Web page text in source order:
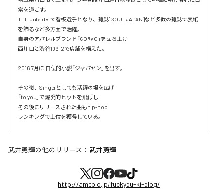
常を過ごす。
THE outsiderで看板選手となり、雑誌[SOUL JAPAN]など多数の雑誌で表紙
を飾るなど多方面で活躍。
自身のアパレルブランド「CORVO」を立ち上げ
西川口と渋谷109-2で店舗を構えた。
2016.7月に 自伝的小説「ジャパヤン」を出す。
その後、Singerとしても活躍の場を広げ
「to you」で爆発的ヒットを飛ばし
その後にリリースされた曲もhip-hop
ランキングで上位を獲得している。
武井勇輝の他のリリース： 武井勇輝
http://ameblo.jp/fuckyou-ki-blog/